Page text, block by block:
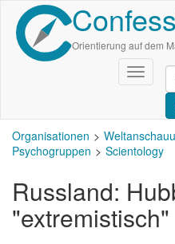
Direkt
zum
Inhalt
Orientierung auf dem
Organisationen
Psychogruppen
Scientology
Russland:
"extremistisch"